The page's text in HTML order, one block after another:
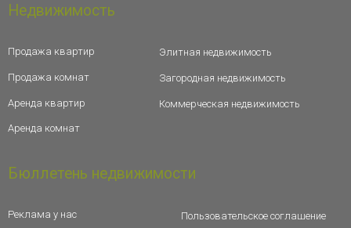
Недвижимость
Продажа квартир
Продажа комнат
Аренда квартир
Аренда комнат
Элитная недвижимость
Загородная недвижимость
Коммерческая недвижимость
Бюллетень недвижимости
Реклама у нас Пользовательское соглашение